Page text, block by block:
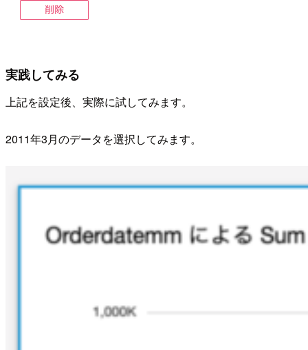
実践してみる
上記を設定後、実際に試してみます。
2011年3月のデータを選択してみます。